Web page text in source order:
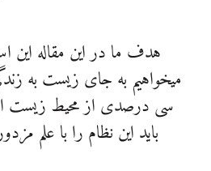
هدف ما در این مقاله
میخواهیم به جای زیست به
سی درصدی از محیط زیست از
باید این نظام را با علم